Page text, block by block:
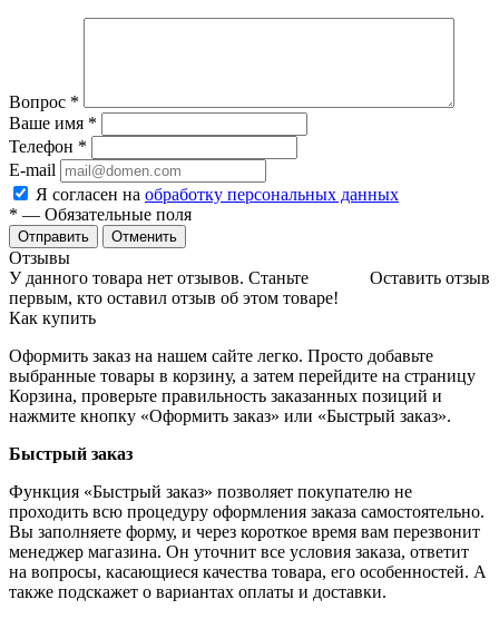
Вопрос *
Ваше имя *
Телефон *
E-mail
Я согласен на обработку персональных данных
* — Обязательные поля
Отменить
Отзывы
Оставить отзыв
У данного товара нет отзывов. Станьте
первым, кто оставил отзыв об этом товаре!
Как купить
Оформить заказ на нашем сайте легко. Просто добавьте
выбранные товары в корзину, а затем перейдите на страницу
Корзина, проверьте правильность заказанных позиций и
нажмите кнопку «Оформить заказ» или «Быстрый заказ».
Быстрый заказ
Функция «Быстрый заказ» позволяет покупателю не
проходить всю процедуру оформления заказа самостоятельно.
Вы заполняете форму, и через короткое время вам перезвонит
менеджер магазина. Он уточнит все условия заказа, ответит
на вопросы, касающиеся качества товара, его особенностей. А
также подскажет о вариантах оплаты и доставки.